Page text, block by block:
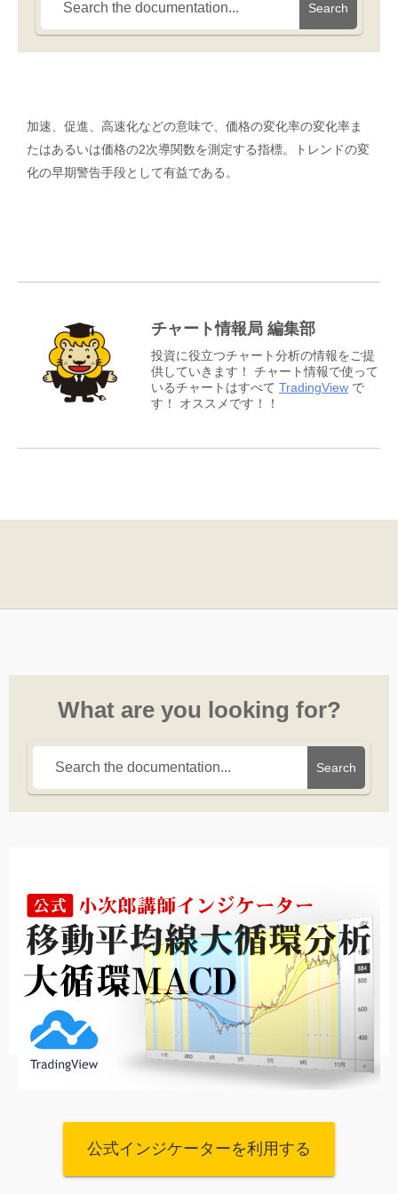
Search
加速、促進、高速化などの意味で、価格の変化率の変化率ま
たはあるいは価格の2次導関数を測定する指標。トレンドの変
化の早期警告手段として有益である。
チャート情報局 編集部
投資に役立つチャート分析の情報をご提
供していきます！ チャート情報で使って
いるチャートはすべて TradingView で
す！ オススメです！！
What are you looking for?
Search
公式インジケーターを利用する